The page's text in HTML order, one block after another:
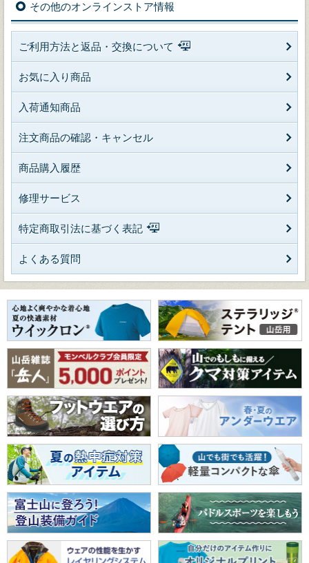
その他のオンラインストア情報
ご利用方法と返品・交換について
お気に入り商品
入荷通知商品
注文商品の確認・キャンセル
商品購入履歴
修理サービス
特定商取引法に基づく表記
よくある質問